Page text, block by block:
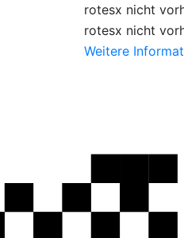
rotesx nicht
rotesx nicht
Weitere